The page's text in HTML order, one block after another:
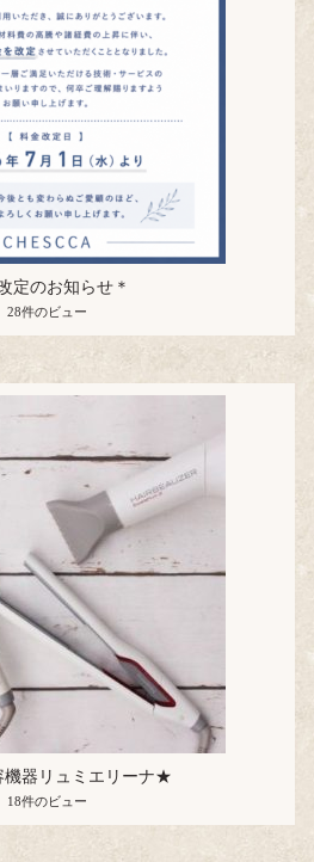
定のお知らせ＊
28件のビュー
機器リュミエリーナ★
18件のビュー